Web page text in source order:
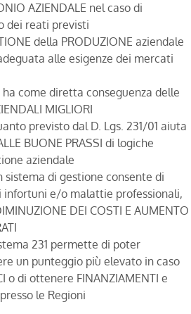
AZIENDALE nel caso di
dei reati previsti
della PRODUZIONE aziendale
alle esigenze dei mercati
come diretta conseguenza delle
MIGLIORI
previsto dal D. Lgs. 231/01 aiuta
BUONE PRASSI di logiche
aziendale
sistema di gestione consente di
infortuni e/o malattie professionali,
DEI COSTI E AUMENTO
231 permette di poter
un punteggio più elevato in caso
o di ottenere FINANZIAMENTI e
le Regioni